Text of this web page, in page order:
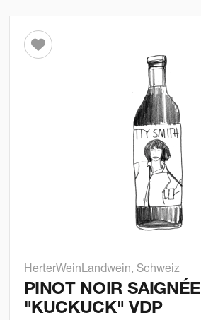
HerterWeinLandwein, Schweiz
PINOT NOIR SAIGNÉE
"KUCKUCK" VDP